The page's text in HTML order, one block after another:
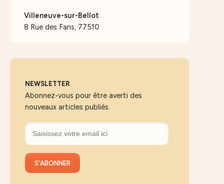
Villeneuve-sur-Bellot
8 Rue des Fans, 77510
NEWSLETTER
Abonnez-vous pour être averti des
nouveaux articles publiés.